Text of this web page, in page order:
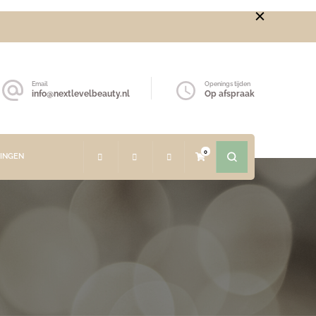
Email
info@nextlevelbeauty.nl
Openings tijden
Op afspraak
0